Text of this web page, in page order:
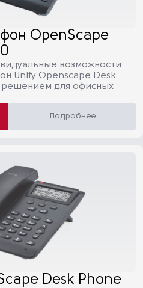
OpenScape
возможности
Unify Openscape Desk
решением для офисных
Подробнее
Desk Phone